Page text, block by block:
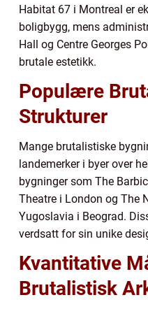
Habitat 67 i Montreal er
boligbygg, mens
Hall og Centre Georges
brutale estetikk.
Populære
Strukturer
Mange brutalistiske
landemerker i byer over
bygninger som The
Theatre i London og The
Yugoslavia i Beograd.
verdsatt for sin unike
Kvantitative
Brutalistisk